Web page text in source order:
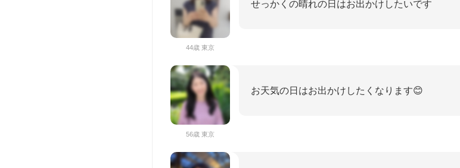
44歳 東京
せっかくの晴れの日はお出かけしたいです
56歳 東京
お天気の日はお出かけしたくなります😊